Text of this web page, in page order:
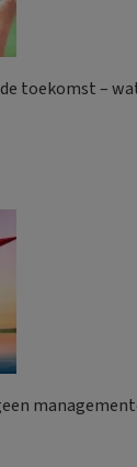
toekomst –